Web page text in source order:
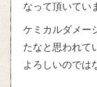
なって頂いてい
ケミカルダメー
たなと思われて
よろしいのでは